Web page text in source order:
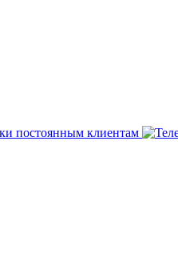
постоянным клиентам